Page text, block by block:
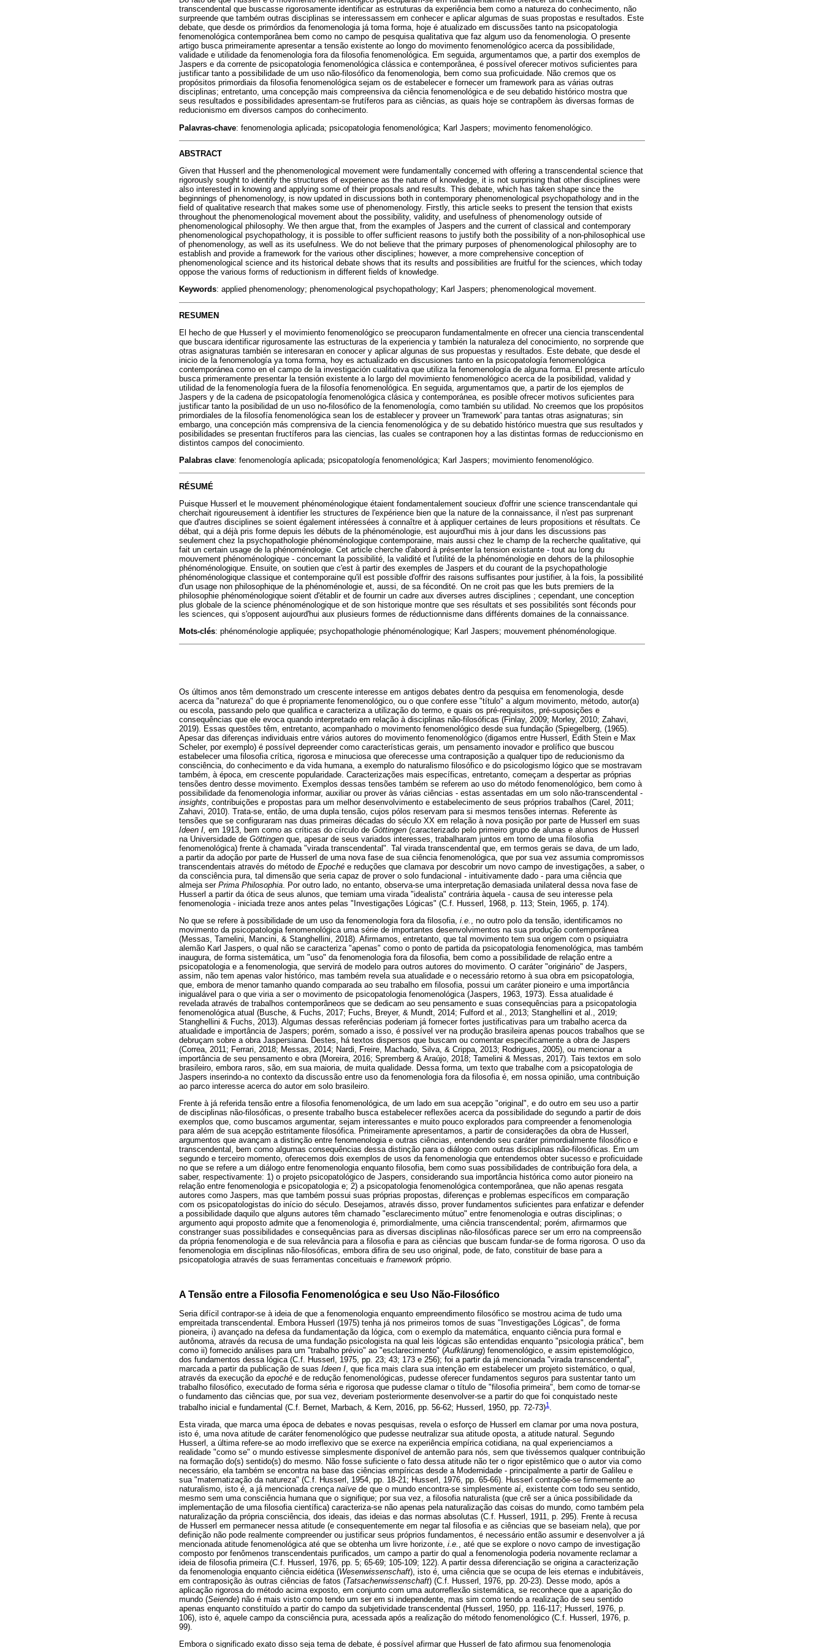
transcendental que buscasse rigorosamente identificar as estruturas da experiência bem como a natureza do conhecimento, não
surpreende que também outras disciplinas se interessassem em conhecer e aplicar algumas de suas propostas e resultados. Este
debate, que desde os primórdios da fenomenologia já toma forma, hoje é atualizado em discussões tanto na psicopatologia
fenomenológica contemporânea bem como no campo de pesquisa qualitativa que faz algum uso da fenomenologia. O presente
artigo busca primeiramente apresentar a tensão existente ao longo do movimento fenomenológico acerca da possibilidade,
validade e utilidade da fenomenologia fora da filosofia fenomenológica. Em seguida, argumentamos que, a partir dos exemplos de
Jaspers e da corrente de psicopatologia fenomenológica clássica e contemporânea, é possível oferecer motivos suficientes para
justificar tanto a possibilidade de um uso não-filosófico da fenomenologia, bem como sua proficuidade. Não cremos que os
propósitos primordiais da filosofia fenomenológica sejam os de estabelecer e fornecer um framework para as várias outras
disciplinas; entretanto, uma concepção mais compreensiva da ciência fenomenológica e de seu debatido histórico mostra que
seus resultados e possibilidades apresentam-se frutíferos para as ciências, as quais hoje se contrapõem às diversas formas de
reducionismo em diversos campos do conhecimento.
Palavras-chave: fenomenologia aplicada; psicopatologia fenomenológica; Karl Jaspers; movimento fenomenológico.
ABSTRACT
Given that Husserl and the phenomenological movement were fundamentally concerned with offering a transcendental science that
rigorously sought to identify the structures of experience as the nature of knowledge, it is not surprising that other disciplines were
also interested in knowing and applying some of their proposals and results. This debate, which has taken shape since the
beginnings of phenomenology, is now updated in discussions both in contemporary phenomenological psychopathology and in the
field of qualitative research that makes some use of phenomenology. Firstly, this article seeks to present the tension that exists
throughout the phenomenological movement about the possibility, validity, and usefulness of phenomenology outside of
phenomenological philosophy. We then argue that, from the examples of Jaspers and the current of classical and contemporary
phenomenological psychopathology, it is possible to offer sufficient reasons to justify both the possibility of a non-philosophical use
of phenomenology, as well as its usefulness. We do not believe that the primary purposes of phenomenological philosophy are to
establish and provide a framework for the various other disciplines; however, a more comprehensive conception of
phenomenological science and its historical debate shows that its results and possibilities are fruitful for the sciences, which today
oppose the various forms of reductionism in different fields of knowledge.
Keywords: applied phenomenology; phenomenological psychopathology; Karl Jaspers; phenomenological movement.
RESUMEN
El hecho de que Husserl y el movimiento fenomenológico se preocuparon fundamentalmente en ofrecer una ciencia transcendental
que buscara identificar rigurosamente las estructuras de la experiencia y también la naturaleza del conocimiento, no sorprende que
otras asignaturas también se interesaran en conocer y aplicar algunas de sus propuestas y resultados. Este debate, que desde el
inicio de la fenomenología ya toma forma, hoy es actualizado en discusiones tanto en la psicopatología fenomenológica
contemporánea como en el campo de la investigación cualitativa que utiliza la fenomenología de alguna forma. El presente artículo
busca primeramente presentar la tensión existente a lo largo del movimiento fenomenológico acerca de la posibilidad, validad y
utilidad de la fenomenología fuera de la filosofía fenomenológica. En seguida, argumentamos que, a partir de los ejemplos de
Jaspers y de la cadena de psicopatología fenomenológica clásica y contemporánea, es posible ofrecer motivos suficientes para
justificar tanto la posibilidad de un uso no-filosófico de la fenomenología, como también su utilidad. No creemos que los propósitos
primordiales de la filosofía fenomenológica sean los de establecer y proveer un 'framework' para tantas otras asignaturas; sin
embargo, una concepción más comprensiva de la ciencia fenomenológica y de su debatido histórico muestra que sus resultados y
posibilidades se presentan fructíferos para las ciencias, las cuales se contraponen hoy a las distintas formas de reduccionismo en
distintos campos del conocimiento.
Palabras clave: fenomenología aplicada; psicopatología fenomenológica; Karl Jaspers; movimiento fenomenológico.
RÉSUMÉ
Puisque Husserl et le mouvement phénoménologique étaient fondamentalement soucieux d'offrir une science transcendantale qui
cherchait rigoureusement à identifier les structures de l'expérience bien que la nature de la connaissance, il n'est pas surprenant
que d'autres disciplines se soient également intéressées à connaître et à appliquer certaines de leurs propositions et résultats. Ce
débat, qui a déjà pris forme depuis les débuts de la phénoménologie, est aujourd'hui mis à jour dans les discussions pas
seulement chez la psychopathologie phénoménologique contemporaine, mais aussi chez le champ de la recherche qualitative, qui
fait un certain usage de la phénoménologie. Cet article cherche d'abord à présenter la tension existante - tout au long du
mouvement phénoménologique - concernant la possibilité, la validité et l'utilité de la phénoménologie en dehors de la philosophie
phénoménologique. Ensuite, on soutien que c'est à partir des exemples de Jaspers et du courant de la psychopathologie
phénoménologique classique et contemporaine qu'il est possible d'offrir des raisons suffisantes pour justifier, à la fois, la possibilité
d'un usage non philosophique de la phénoménologie et, aussi, de sa fécondité. On ne croit pas que les buts premiers de la
philosophie phénoménologique soient d'établir et de fournir un cadre aux diverses autres disciplines ; cependant, une conception
plus globale de la science phénoménologique et de son historique montre que ses résultats et ses possibilités sont féconds pour
les sciences, qui s'opposent aujourd'hui aux plusieurs formes de réductionnisme dans différents domaines de la connaissance.
Mots-clés: phénoménologie appliquée; psychopathologie phénoménologique; Karl Jaspers; mouvement phénoménologique.
Os últimos anos têm demonstrado um crescente interesse em antigos debates dentro da pesquisa em fenomenologia, desde
acerca da "natureza" do que é propriamente fenomenológico, ou o que confere esse "título" a algum movimento, método, autor(a)
ou escola, passando pelo que qualifica e caracteriza a utilização do termo, e quais os pré-requisitos, pré-suposições e
consequências que ele evoca quando interpretado em relação à disciplinas não-filosóficas (Finlay, 2009; Morley, 2010; Zahavi,
2019). Essas questões têm, entretanto, acompanhado o movimento fenomenológico desde sua fundação (Spiegelberg, (1965).
Apesar das diferenças individuais entre vários autores do movimento fenomenológico (digamos entre Husserl, Edith Stein e Max
Scheler, por exemplo) é possível depreender como características gerais, um pensamento inovador e prolífico que buscou
estabelecer uma filosofia crítica, rigorosa e minuciosa que oferecesse uma contraposição a qualquer tipo de reducionismo da
consciência, do conhecimento e da vida humana, a exemplo do naturalismo filosófico e do psicologismo lógico que se mostravam
também, à época, em crescente popularidade. Caracterizações mais específicas, entretanto, começam a despertar as próprias
tensões dentro desse movimento. Exemplos dessas tensões também se referem ao uso do método fenomenológico, bem como à
possibilidade da fenomenologia informar, auxiliar ou prover às várias ciências - estas assentadas em um solo não-transcendental -
insights , contribuições e propostas para um melhor desenvolvimento e estabelecimento de seus próprios trabalhos (Carel, 2011;
Zahavi, 2010). Trata-se, então, de uma dupla tensão, cujos pólos reservam para si mesmos tensões internas. Referente às
tensões que se configuraram nas duas primeiras décadas do século XX em relação à nova posição por parte de Husserl em suas
Ideen I, em 1913, bem como as críticas do círculo de Göttingen (caracterizado pelo primeiro grupo de alunas e alunos de Husserl
na Universidade de Göttingen que, apesar de seus variados interesses, trabalharam juntos em torno de uma filosofia
fenomenológica) frente à chamada "virada transcendental". Tal virada transcendental que, em termos gerais se dava, de um lado,
a partir da adoção por parte de Husserl de uma nova fase de sua ciência fenomenológica, que por sua vez assumia compromissos
transcendentais através do método de Epoché e reduções que clamava por descobrir um novo campo de investigações, a saber, o
da consciência pura, tal dimensão que seria capaz de prover o solo fundacional - intuitivamente dado - para uma ciência que
almeja ser Prima Philosophia . Por outro lado, no entanto, observa-se uma interpretação demasiada unilateral dessa nova fase de
Husserl a partir da ótica de seus alunos, que temiam uma virada "idealista" contrária àquela - causa de seu interesse pela
fenomenologia - iniciada treze anos antes pelas "Investigações Lógicas" (C.f. Husserl, 1968, p. 113; Stein, 1965, p. 174).
No que se refere à possibilidade de um uso da fenomenologia fora da filosofia, i.e.
, no outro polo da tensão, identificamos no
movimento da psicopatologia fenomenológica uma série de importantes desenvolvimentos na sua produção contemporânea
(Messas, Tamelini, Mancini, & Stanghellini, 2018). Afirmamos, entretanto, que tal movimento tem sua origem com o psiquiatra
alemão Karl Jaspers, o qual não se caracteriza "apenas" como o ponto de partida da psicopatologia fenomenológica, mas também
inaugura, de forma sistemática, um "uso" da fenomenologia fora da filosofia, bem como a possibilidade de relação entre a
psicopatologia e a fenomenologia, que servirá de modelo para outros autores do movimento. O caráter "originário" de Jaspers,
assim, não tem apenas valor histórico, mas também revela sua atualidade e o necessário retorno à sua obra em psicopatologia,
que, embora de menor tamanho quando comparada ao seu trabalho em filosofia, possui um caráter pioneiro e uma importância
inigualável para o que viria a ser o movimento de psicopatologia fenomenológica (Jaspers, 1963, 1973). Essa atualidade é
revelada através de trabalhos contemporâneos que se dedicam ao seu pensamento e suas consequências para a psicopatologia
fenomenológica atual (Busche, & Fuchs, 2017; Fuchs, Breyer, & Mundt, 2014; Fulford et al., 2013; Stanghellini et al., 2019;
Stanghellini & Fuchs, 2013). Algumas dessas referências poderiam já fornecer fortes justificativas para um trabalho acerca da
atualidade e importância de Jaspers; porém, somado a isso, é possível ver na produção brasileira apenas poucos trabalhos que se
debruçam sobre a obra Jaspersiana. Destes, há textos dispersos que buscam ou comentar especificamente a obra de Jaspers
(Correa, 2011; Ferrari, 2018; Messas, 2014; Nardi, Freire, Machado, Silva, & Crippa, 2013; Rodrigues, 2005), ou mencionar a
importância de seu pensamento e obra (Moreira, 2016; Spremberg & Araújo, 2018; Tamelini & Messas, 2017). Tais textos em solo
brasileiro, embora raros, são, em sua maioria, de muita qualidade. Dessa forma, um texto que trabalhe com a psicopatologia de
Jaspers inserindo-a no contexto da discussão entre uso da fenomenologia fora da filosofia é, em nossa opinião, uma contribuição
ao parco interesse acerca do autor em solo brasileiro.
Frente à já referida tensão entre a filosofia fenomenológica, de um lado em sua acepção "original", e do outro em seu uso a partir
de disciplinas não-filosóficas, o presente trabalho busca estabelecer reflexões acerca da possibilidade do segundo a partir de dois
exemplos que, como buscamos argumentar, sejam interessantes e muito pouco explorados para compreender a fenomenologia
para além de sua acepção estritamente filosófica. Primeiramente apresentamos, a partir de considerações da obra de Husserl,
argumentos que avançam a distinção entre fenomenologia e outras ciências, entendendo seu caráter primordialmente filosófico e
transcendental, bem como algumas consequências dessa distinção para o diálogo com outras disciplinas não-filosóficas. Em um
segundo e terceiro momento, oferecemos dois exemplos de usos da fenomenologia que entendemos obter sucesso e proficuidade
no que se refere a um diálogo entre fenomenologia enquanto filosofia, bem como suas possibilidades de contribuição fora dela, a
saber, respectivamente: 1) o projeto psicopatológico de Jaspers, considerando sua importância histórica como autor pioneiro na
relação entre fenomenologia e psicopatologia e; 2) a psicopatologia fenomenológica contemporânea, que não apenas resgata
autores como Jaspers, mas que também possui suas próprias propostas, diferenças e problemas específicos em comparação
com os psicopatologistas do início do século. Desejamos, através disso, prover fundamentos suficientes para enfatizar e defender
a possibilidade daquilo que alguns autores têm chamado "esclarecimento mútuo" entre fenomenologia e outras disciplinas; o
argumento aqui proposto admite que a fenomenologia é, primordialmente, uma ciência transcendental; porém, afirmarmos que
constranger suas possibilidades e consequências para as diversas disciplinas não-filosóficas parece ser um erro na compreensão
da própria fenomenologia e de sua relevância para a filosofia e para as ciências que buscam fundar-se de forma rigorosa. O uso da
fenomenologia em disciplinas não-filosóficas, embora difira de seu uso original, pode, de fato, constituir de base para a
psicopatologia através de suas ferramentas conceituais e framework próprio.
A Tensão entre a Filosofia Fenomenológica e seu Uso Não-Filosófico
Seria difícil contrapor-se à ideia de que a fenomenologia enquanto empreendimento filosófico se mostrou acima de tudo uma
empreitada transcendental. Embora Husserl (1975) tenha já nos primeiros tomos de suas "Investigações Lógicas", de forma
pioneira, i) avançado na defesa da fundamentação da lógica, com o exemplo da matemática, enquanto ciência pura formal e
autônoma, através da recusa de uma fundação psicologista na qual leis lógicas são entendidas enquanto "psicologia prática", bem
como ii) fornecido análises para um "trabalho prévio" ao "esclarecimento" (Aufklärung) fenomenológico, e assim epistemológico,
dos fundamentos dessa lógica (C.f. Husserl, 1975, pp. 23; 43; 173 e 256); foi a partir da já mencionada "virada transcendental",
marcada a partir da publicação de suas Ideen I , que fica mais clara sua intenção em estabelecer um projeto sistemático, o qual,
através da execução da epoché e de redução fenomenológicas, pudesse oferecer fundamentos seguros para sustentar tanto um
trabalho filosófico, executado de forma séria e rigorosa que pudesse clamar o título de "filosofia primeira", bem como de tornar-se
o fundamento das ciências que, por sua vez, deveriam posteriormente desenvolver-se a partir do que foi conquistado neste
trabalho inicial e fundamental (C.f. Bernet, Marbach, & Kern, 2016, pp. 56-62; Husserl, 1950, pp. 72-73)1
Esta virada, que marca uma época de debates e novas pesquisas, revela o esforço de Husserl em clamar por uma nova postura,
isto é, uma nova atitude de caráter fenomenológico que pudesse neutralizar sua atitude oposta, a atitude natural. Segundo
Husserl, a última refere-se ao modo irreflexivo que se exerce na experiência empírica cotidiana, na qual experienciamos a
realidade "como se" o mundo estivesse simplesmente disponível de antemão para nós, sem que tivéssemos qualquer contribuição
na formação do(s) sentido(s) do mesmo. Não fosse suficiente o fato dessa atitude não ter o rigor epistêmico que o autor via como
necessário, ela também se encontra na base das ciências empíricas desde a Modernidade - principalmente a partir de Galileu e
sua "matematização da natureza" (C.f. Husserl, 1954, pp. 18-21; Husserl, 1976, pp. 65-66). Husserl contrapõe-se firmemente ao
naturalismo, isto é, a já mencionada crença naïve de que o mundo encontra-se simplesmente aí, existente com todo seu sentido,
mesmo sem uma consciência humana que o signifique; por sua vez, a filosofia naturalista (que crê ser a única possibilidade da
implementação de uma filosofia científica) caracteriza-se não apenas pela naturalização das coisas do mundo, como também pela
naturalização da própria consciência, dos ideais, das ideias e das normas absolutas (C.f. Husserl, 1911, p. 295). Frente à recusa
de Husserl em permanecer nessa atitude (e consequentemente em negar tal filosofia e as ciências que se baseiam nela), que por
definição não pode realmente compreender ou justificar seus próprios fundamentos, é necessário então assumir e desenvolver a já
mencionada atitude fenomenológica até que se obtenha um livre horizonte, i.e. , até que se explore o novo campo de investigação
composto por fenômenos transcendentais purificados, um campo a partir do qual a fenomenologia poderia novamente reclamar a
ideia de filosofia primeira (C.f. Husserl, 1976, pp. 5; 65-69; 105-109; 122). A partir dessa diferenciação se origina a caracterização
da fenomenologia enquanto ciência eidética (Wesenwissenschaft), isto é, uma ciência que se ocupa de leis eternas e indubitáveis,
em contraposição às outras ciências de fatos (Tatsachenwissenschaft) (C.f. Husserl, 1976, pp. 20-23). Desse modo, após a
aplicação rigorosa do método acima exposto, em conjunto com uma autorreflexão sistemática, se reconhece que a aparição do
mundo (Seiende) não é mais visto como tendo um ser em si independente, mas sim como tendo a realização de seu sentido
apenas enquanto constituído a partir do campo da subjetividade transcendental (Husserl, 1950, pp. 116-117; Husserl, 1976, p.
106), isto é, aquele campo da consciência pura, acessada após a realização do método fenomenológico (C.f. Husserl, 1976, p.
99).
Embora o significado exato disso seja tema de debate, é possível afirmar que Husserl de fato afirmou sua fenomenologia